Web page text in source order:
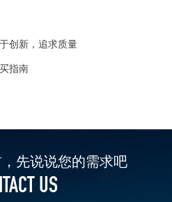
创新，追求质量
指南
先说说您的需求吧
US